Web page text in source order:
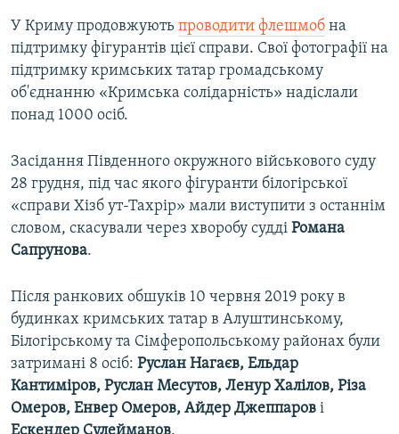
У Криму продовжують проводити флешмоб на
підтримку фігурантів цієї справи. Свої фотографії на
підтримку кримських татар громадському
об'єднанню «Кримська солідарність» надіслали
понад 1000 осіб.
Засідання Південного окружного військового суду
28 грудня, під час якого фігуранти білогірської
«справи Хізб ут-Тахрір» мали виступити з останнім
словом, скасували через хворобу судді Романа
Сапрунова.
Після ранкових обшуків 10 червня 2019 року в
будинках кримських татар в Алуштинському,
Білогірському та Сімферопольському районах були
затримані 8 осіб: Руслан Нагаєв, Ельдар
Кантиміров, Руслан Месутов, Ленур Халілов, Різа
Омеров, Енвер Омеров, Айдер Джеппаров і